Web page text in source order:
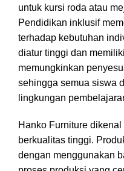
untuk kursi roda atau
Pendidikan inklusif
terhadap kebutuhan
diatur tinggi dan
memungkinkan
sehingga semua siswa
lingkungan
Hanko Furniture
berkualitas tinggi.
dengan menggunakan